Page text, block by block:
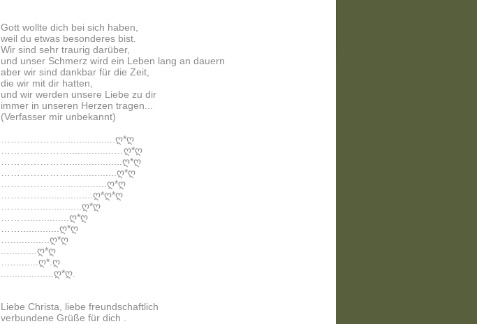
Gott wollte dich bei sich haben,
weil du etwas besonderes bist.
Wir sind sehr traurig darüber,
und unser Schmerz wird ein Leben lang an dauern
aber wir sind dankbar für die Zeit,
die wir mit dir hatten,
und wir werden unsere Liebe zu dir
immer in unseren Herzen tragen...
(Verfasser mir unbekannt)
………………....................ღ*ღ
…………………................…ღ*ღ
…………………...................ღ*ღ
………………….................ღ*ღ
……………….................ღ*ღ
…………...................ღ*ღ*ღ
…………...............ღ*ღ
………..............ღ*ღ
……..............ღ*ღ
…..............ღ*ღ
.............ღ*ღ
…..........ღ*.ღ
...................ღ*ღ.
Liebe Christa, liebe freundschaftlich
verbundene Grüße für dich .